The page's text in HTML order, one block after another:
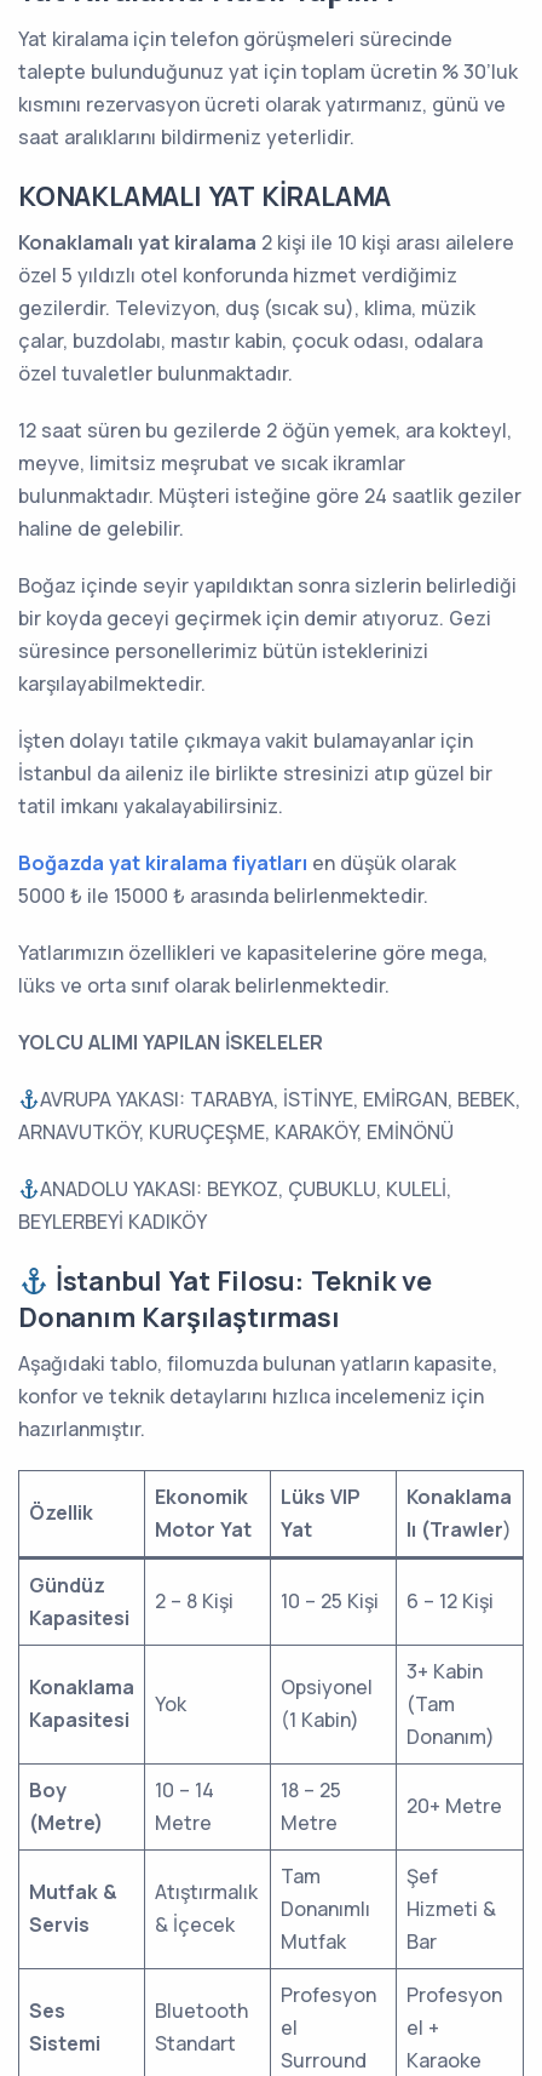
Yat kiralama için telefon görüşmeleri sürecinde
talepte bulunduğunuz yat için toplam ücretin % 30’luk
kısmını rezervasyon ücreti olarak yatırmanız, günü ve
saat aralıklarını bildirmeniz yeterlidir.
KONAKLAMALI YAT KİRALAMA
Konaklamalı yat kiralama 2 kişi ile 10 kişi arası ailelere
özel 5 yıldızlı otel konforunda hizmet verdiğimiz
gezilerdir. Televizyon, duş (sıcak su), klima, müzik
çalar, buzdolabı, mastır kabin, çocuk odası, odalara
özel tuvaletler bulunmaktadır.
12 saat süren bu gezilerde 2 öğün yemek, ara kokteyl,
meyve, limitsiz meşrubat ve sıcak ikramlar
bulunmaktadır. Müşteri isteğine göre 24 saatlik geziler
haline de gelebilir.
Boğaz içinde seyir yapıldıktan sonra sizlerin belirlediği
bir koyda geceyi geçirmek için demir atıyoruz. Gezi
süresince personellerimiz bütün isteklerinizi
karşılayabilmektedir.
İşten dolayı tatile çıkmaya vakit bulamayanlar için
İstanbul da aileniz ile birlikte stresinizi atıp güzel bir
tatil imkanı yakalayabilirsiniz.
Boğazda yat kiralama fiyatları en düşük olarak
5000 ₺ ile 15000 ₺ arasında belirlenmektedir.
Yatlarımızın özellikleri ve kapasitelerine göre mega,
lüks ve orta sınıf olarak belirlenmektedir.
YOLCU ALIMI YAPILAN İSKELELER
AVRUPA YAKASI: TARABYA, İSTİNYE, EMİRGAN, BEBEK,
ARNAVUTKÖY, KURUÇEŞME, KARAKÖY, EMİNÖNÜ
ANADOLU YAKASI: BEYKOZ, ÇUBUKLU, KULELİ,
BEYLERBEYİ KADIKÖY
İstanbul Yat Filosu: Teknik ve
Donanım Karşılaştırması
Aşağıdaki tablo, filomuzda bulunan yatların kapasite,
konfor ve teknik detaylarını hızlıca incelemeniz için
hazırlanmıştır.
Özellik
Ekonomik
Motor Yat
Lüks VIP
Yat
Konaklama
lı (Trawler)
Gündüz
Kapasitesi
2 – 8 Kişi 10 – 25 Kişi 6 – 12 Kişi
Konaklama
Kapasitesi
Yok
Opsiyonel
(1 Kabin)
3+ Kabin
(Tam
Donanım)
Boy
(Metre)
10 – 14
Metre
18 – 25
Metre
20+ Metre
Mutfak &
Servis
Atıştırmalık
& İçecek
Tam
Donanımlı
Mutfak
Şef
Hizmeti &
Bar
Ses
Sistemi
Bluetooth
Standart
Profesyon
el
Surround
Profesyon
el +
Karaoke